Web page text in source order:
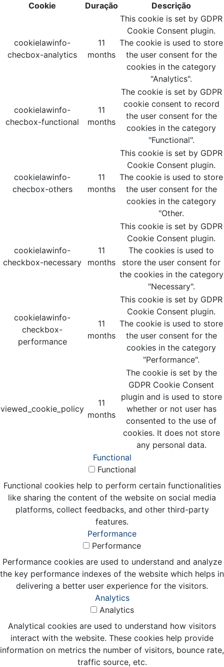
Cookie
Duração Descrição
cookielawinfo-
checbox-analytics
11
months
This cookie is set by GDPR
Cookie Consent plugin.
The cookie is used to store
the user consent for the
cookies in the category
"Analytics".
cookielawinfo-
checbox-functional
11
months
The cookie is set by GDPR
cookie consent to record
the user consent for the
cookies in the category
"Functional".
cookielawinfo-
checbox-others
11
months
This cookie is set by GDPR
Cookie Consent plugin.
The cookie is used to store
the user consent for the
cookies in the category
"Other.
cookielawinfo-
checkbox-necessary
11
months
This cookie is set by GDPR
Cookie Consent plugin.
The cookies is used to
store the user consent for
the cookies in the category
"Necessary".
cookielawinfo-
checkbox-
performance
11
months
This cookie is set by GDPR
Cookie Consent plugin.
The cookie is used to store
the user consent for the
cookies in the category
"Performance".
viewed_cookie_policy
11
months
The cookie is set by the
GDPR Cookie Consent
plugin and is used to store
whether or not user has
consented to the use of
cookies. It does not store
any personal data.
Functional
Functional
Functional cookies help to perform certain functionalities
like sharing the content of the website on social media
platforms, collect feedbacks, and other third-party
features.
Performance
Performance
Performance cookies are used to understand and analyze
the key performance indexes of the website which helps in
delivering a better user experience for the visitors.
Analytics
Analytics
Analytical cookies are used to understand how visitors
interact with the website. These cookies help provide
information on metrics the number of visitors, bounce rate,
traffic source, etc.